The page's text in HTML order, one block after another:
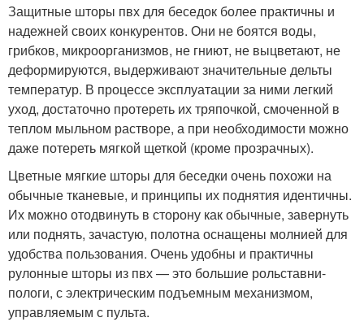
Защитные шторы пвх для беседок более практичны и
надежней своих конкурентов. Они не боятся воды,
грибков, микроорганизмов, не гниют, не выцветают, не
деформируются, выдерживают значительные дельты
температур. В процессе эксплуатации за ними легкий
уход, достаточно протереть их тряпочкой, смоченной в
теплом мыльном растворе, а при необходимости можно
даже потереть мягкой щеткой (кроме прозрачных).
Цветные мягкие шторы для беседки очень похожи на
обычные тканевые, и принципы их поднятия идентичны.
Их можно отодвинуть в сторону как обычные, завернуть
или поднять, зачастую, полотна оснащены молнией для
удобства пользования. Очень удобны и практичны
рулонные шторы из пвх — это большие рольставни-
пологи, с электрическим подъемным механизмом,
управляемым с пульта.